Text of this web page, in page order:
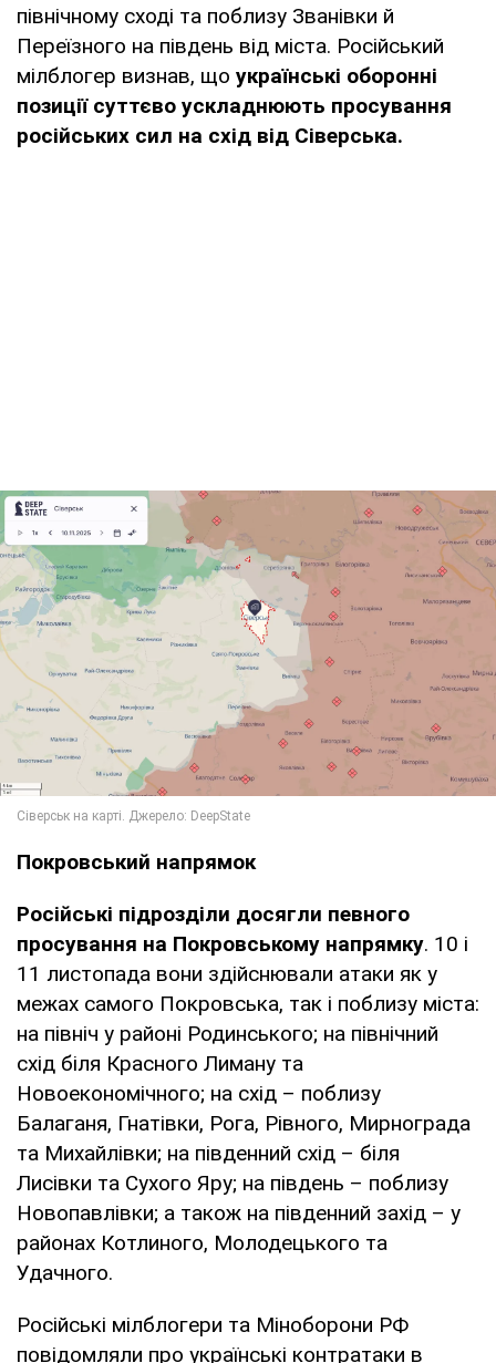
північному сході та поблизу Званівки й
Переїзного на південь від міста. Російський
мілблогер визнав, що українські оборонні
позиції суттєво ускладнюють просування
російських сил на схід від Сіверська.
Покровський напрямок
Російські підрозділи досягли певного
просування на Покровському напрямку. 10 і
11 листопада вони здійснювали атаки як у
межах самого Покровська, так і поблизу міста:
на північ у районі Родинського; на північний
схід біля Красного Лиману та
Новоекономічного; на схід – поблизу
Балаганя, Гнатівки, Рога, Рівного, Мирнограда
та Михайлівки; на південний схід – біля
Лисівки та Сухого Яру; на південь – поблизу
Новопавлівки; а також на південний захід – у
районах Котлиного, Молодецького та
Удачного.
Російські мілблогери та Міноборони РФ
повідомляли про українські контратаки в